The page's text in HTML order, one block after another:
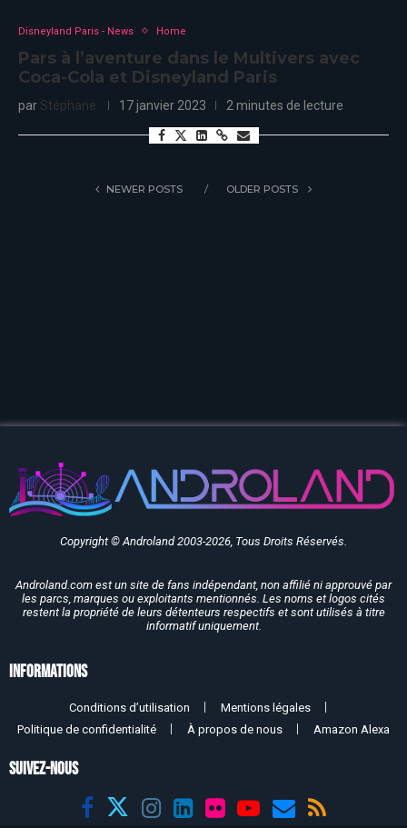
Disneyland Paris - News Home
Pars à l’aventure dans le Multivers avec
Coca-Cola et Disneyland Paris
par Stéphane 17 janvier 2023 2 minutes de lecture
NEWER POSTS OLDER POSTS
Copyright © Androland 2003-2026, Tous Droits Réservés.
Androland.com est un site de fans indépendant, non affilié ni approuvé par
les parcs, marques ou exploitants mentionnés. Les noms et logos cités
restent la propriété de leurs détenteurs respectifs et sont utilisés à titre
informatif uniquement.
Informations
Conditions d’utilisation
Mentions légales
Politique de confidentialité
À propos de nous Amazon Alexa
SUIVEZ-NOUS